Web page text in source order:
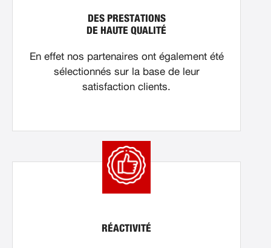
DES PRESTATIONS
DE HAUTE QUALITÉ
En effet nos partenaires ont également été
sélectionnés sur la base de leur
satisfaction clients.
RÉACTIVITÉ